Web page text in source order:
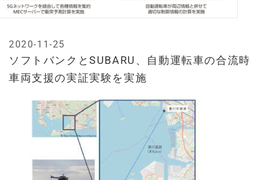
ソフトバンクとSUBARU、自動運転車の合流時
車両支援の実証実験を実施
2020-11-25